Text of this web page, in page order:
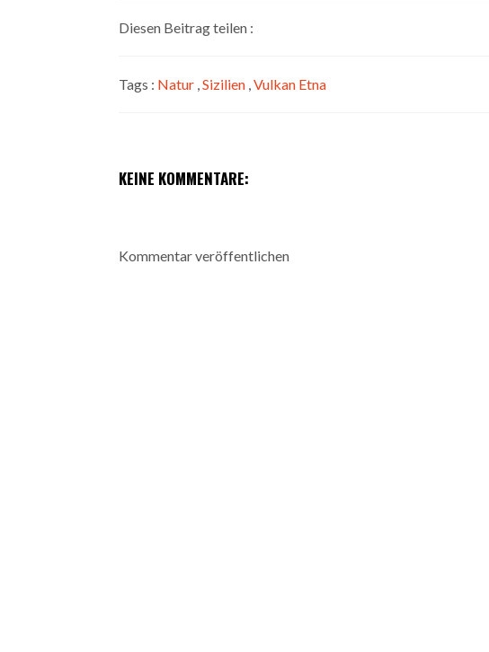
Diesen Beitrag teilen :
Tags : Natur ,Sizilien ,Vulkan Etna
KEINE KOMMENTARE:
Kommentar veröffentlichen